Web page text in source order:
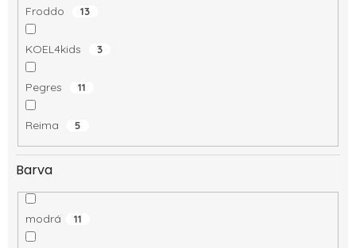
Froddo 13
KOEL4kids 3
Pegres 11
Reima 5
Barva
modrá 11